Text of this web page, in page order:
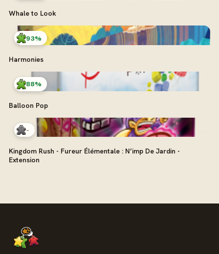
Whale to Look
93%
Harmonies
88%
Balloon Pop
-
Kingdom Rush - Fureur Élémentale : N’imp De Jardin -
Extension